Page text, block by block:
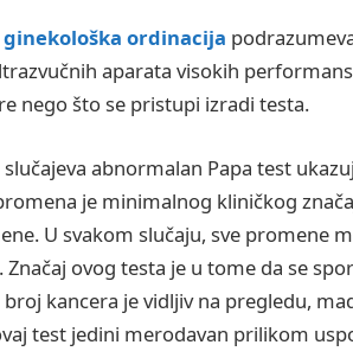
ginekološka ordinacija
aparata visokih
nego što se pristupi izradi testa.
abnormalan Papa test
je minimalnog kliničkog
U svakom slučaju, sve promene
ovog testa je u tome da se
kancera je vidljiv na pregledu,
test jedini merodavan prilikom